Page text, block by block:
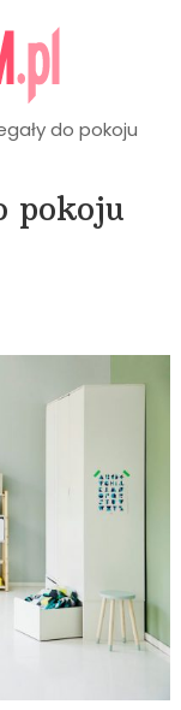
do pokoju
pokoju